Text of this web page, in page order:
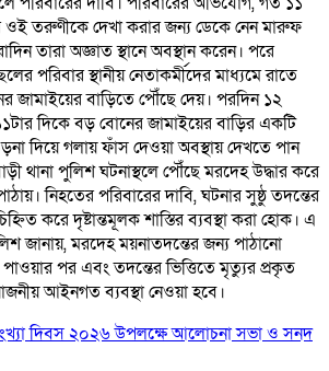
তরুণীকে দেখা করার জন্য ডেকে নেন মারুফ
তারা অজ্ঞাত স্থানে অবস্থান করেন। পরে
পরিবার স্থানীয় নেতাকর্মীদের মাধ্যমে রাতে
জামাইয়ের বাড়িতে পৌঁছে দেয়। পরদিন ১২
দিকে বড় বোনের জামাইয়ের বাড়ির একটি
দিয়ে গলায় ফাঁস দেওয়া অবস্থায় দেখতে পান
থানা পুলিশ ঘটনাস্থলে পৌঁছে মরদেহ উদ্ধার করে
নিহতের পরিবারের দাবি, ঘটনার সুষ্ঠু তদন্তের
করে দৃষ্টান্তমূলক শাস্তির ব্যবস্থা করা হোক। এ
জানায়, মরদেহ ময়নাতদন্তের জন্য পাঠানো
পাওয়ার পর এবং তদন্তের ভিত্তিতে মৃত্যুর প্রকৃত
আইনগত ব্যবস্থা নেওয়া হবে।
দিবস ২০২৬ উপলক্ষে আলোচনা সভা ও সনদ